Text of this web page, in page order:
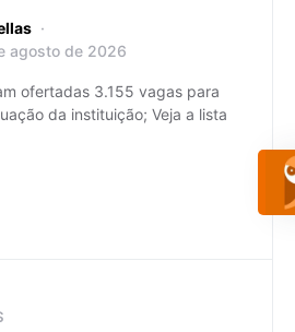
agosto de 2026
ofertadas 3.155 vagas para
da instituição; Veja a lista